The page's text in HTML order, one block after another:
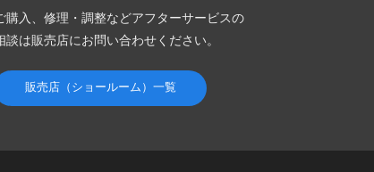
購入、修理・調整などアフターサービスの
談は販売店にお問い合わせください。
販売店（ショールーム）一覧